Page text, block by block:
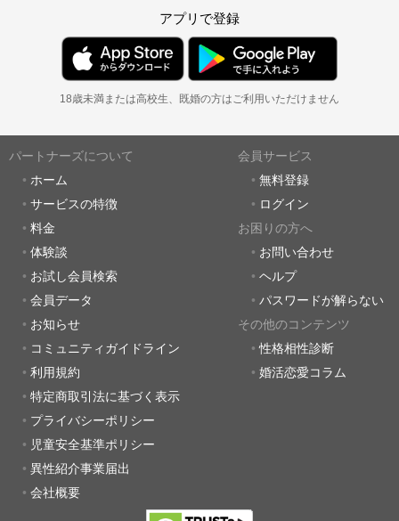
アプリで登録
18歳未満または高校生、既婚の方はご利用いただけません
パートナーズについて
ホーム
サービスの特徴
料金
体験談
お試し会員検索
会員データ
お知らせ
コミュニティガイドライン
利用規約
特定商取引法に基づく表示
プライバシーポリシー
児童安全基準ポリシー
異性紹介事業届出
会社概要
会員サービス
無料登録
ログイン
お困りの方へ
お問い合わせ
ヘルプ
パスワードが解らない
その他のコンテンツ
性格相性診断
婚活恋愛コラム